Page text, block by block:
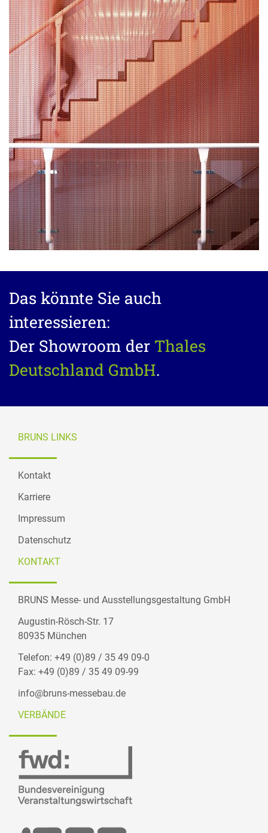
Das könnte Sie auch
interessieren:
Der Showroom der Thales
Deutschland GmbH.
BRUNS LINKS
Kontakt
Karriere
Impressum
Datenschutz
KONTAKT
BRUNS Messe- und Ausstellungsgestaltung GmbH
Augustin-Rösch-Str. 17
80935 München
Telefon: +49 (0)89 / 35 49 09-0
Fax: +49 (0)89 / 35 49 09-99
info@bruns-messebau.de
VERBÄNDE